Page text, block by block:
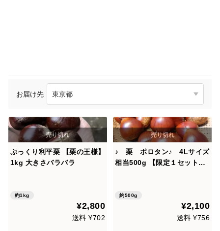
お届け先
ぷっくり利平栗 【栗の王様】
1kg 大きさバラバラ
約1kg
¥2,800
送料 ¥702
♪ 栗 ポロタン♪ 4Lサイズ
相当500g 【限定１セット】
約500g
¥2,100
送料 ¥756